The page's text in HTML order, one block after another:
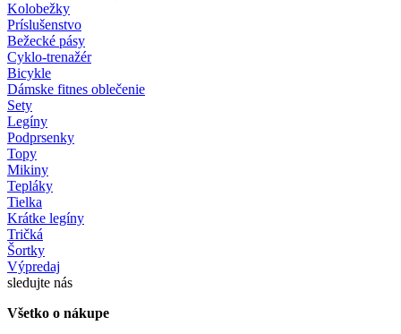
Kolobežky
Príslušenstvo
Bežecké pásy
Cyklo-trenažér
Bicykle
Dámske fitnes oblečenie
Sety
Legíny
Podprsenky
Topy
Mikiny
Tepláky
Tielka
Krátke legíny
Tričká
Šortky
Výpredaj
sledujte nás
Všetko o nákupe